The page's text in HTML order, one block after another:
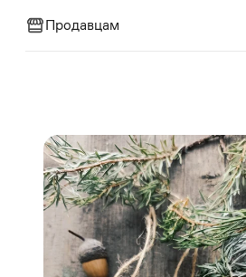
Продавцам